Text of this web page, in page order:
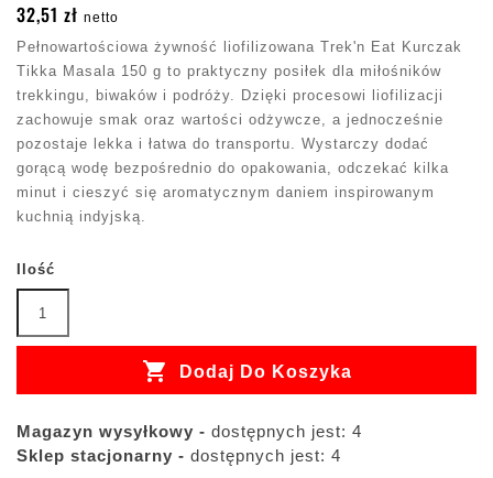
32,51 zł netto
Pełnowartościowa żywność liofilizowana Trek'n Eat Kurczak
Tikka Masala 150 g to praktyczny posiłek dla miłośników
trekkingu, biwaków i podróży. Dzięki procesowi liofilizacji
zachowuje smak oraz wartości odżywcze, a jednocześnie
pozostaje lekka i łatwa do transportu. Wystarczy dodać
gorącą wodę bezpośrednio do opakowania, odczekać kilka
minut i cieszyć się aromatycznym daniem inspirowanym
kuchnią indyjską.
Ilość
 Dodaj Do Koszyka
Magazyn wysyłkowy - dostępnych jest: 4
Sklep stacjonarny - dostępnych jest: 4